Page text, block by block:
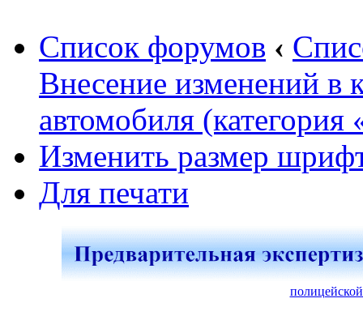
Список форумов ‹
Внесение изменений в
автомобиля (категория
Изменить размер
Для печати